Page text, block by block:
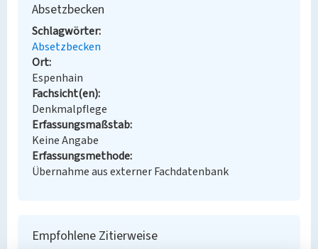
Absetzbecken
Schlagwörter
Absetzbecken
Ort
Espenhain
Fachsicht(en)
Denkmalpflege
Erfassungsmaßstab
Keine Angabe
Erfassungsmethode
Übernahme aus externer Fachdatenbank
Empfohlene Zitierweise